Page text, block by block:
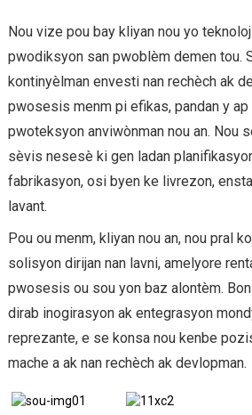
Nou vize pou bay kliyan nou yo
pwodiksyon san pwoblèm demen tou.
kontinyèlman envesti nan rechèch ak
pwosesis menm pi efikas, pandan y ap
pwoteksyon anviwònman nou an. Nou
sèvis nesesè ki gen ladan
fabrikasyon, osi byen ke livrezon,
lavant.
Pou ou menm, kliyan nou an, nou pral
solisyon dirijan nan lavni, amelyore
pwosesis ou sou yon baz alontèm.
dirab inogirasyon ak entegrasyon
reprezante, e se konsa nou kenbe
mache a ak nan rechèch ak devlopman.